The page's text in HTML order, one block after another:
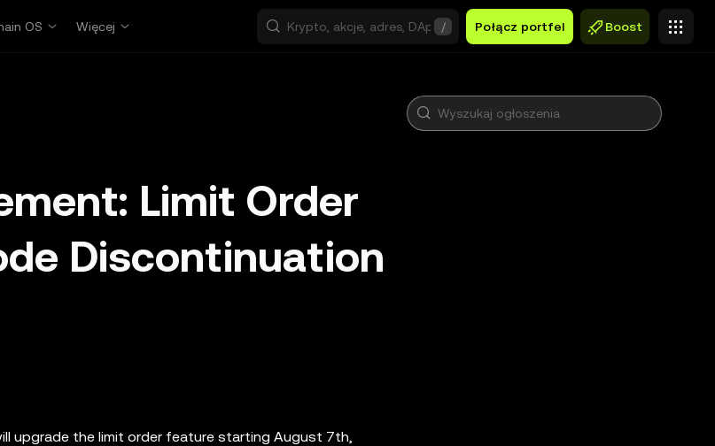
OS Więcej / Połącz portfel Boost
Limit Order
Discontinuation
upgrade the limit order feature starting August 7th,